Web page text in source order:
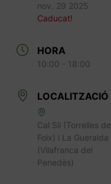
nov. 29 2025
Caducat!
HORA
10:00 - 18:00
LOCALITZACIÓ
Cal Sil (Torrelles de
Foix) i La Gueralda
(Vilafranca del
Penedès)